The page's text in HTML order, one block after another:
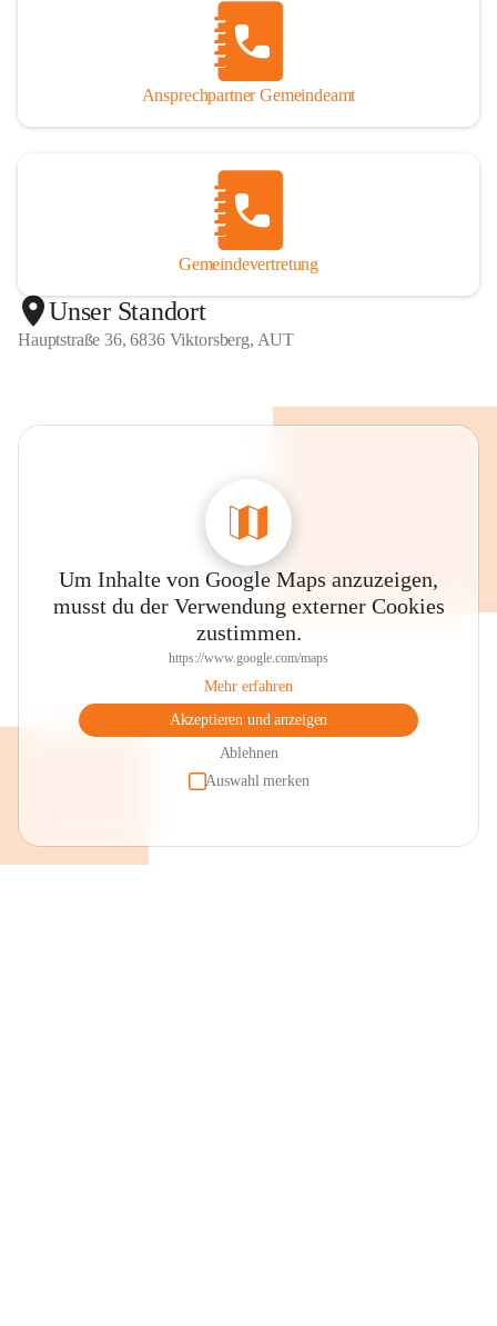
Ansprechpartner Gemeindeamt
Gemeindevertretung
Unser Standort
Hauptstraße 36, 6836 Viktorsberg, AUT
Um Inhalte von Google Maps anzuzeigen,
musst du der Verwendung externer Cookies
zustimmen.
https://www.google.com/maps
Mehr erfahren
Akzeptieren und anzeigen
Ablehnen
Auswahl merken